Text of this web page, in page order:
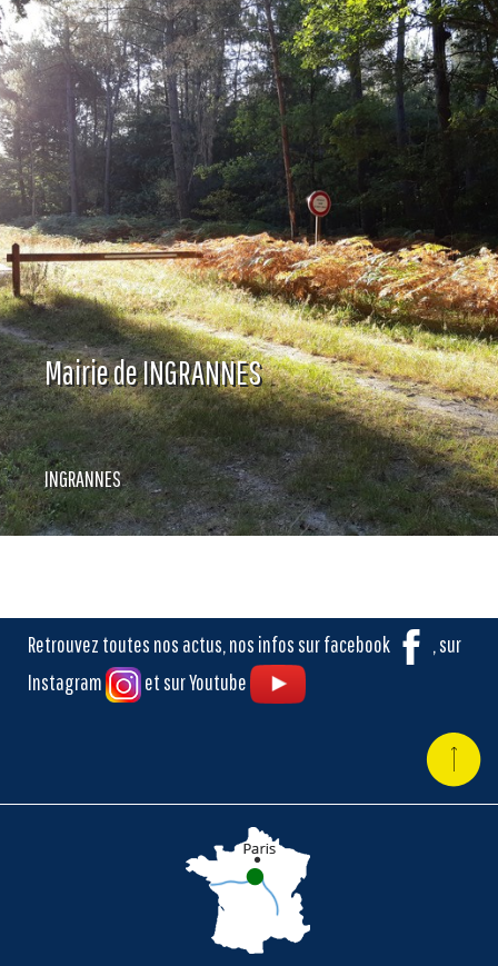
Mairie de INGRANNES
INGRANNES
Retrouvez toutes nos actus, nos infos sur facebook
, sur
Instagram
et sur Youtube